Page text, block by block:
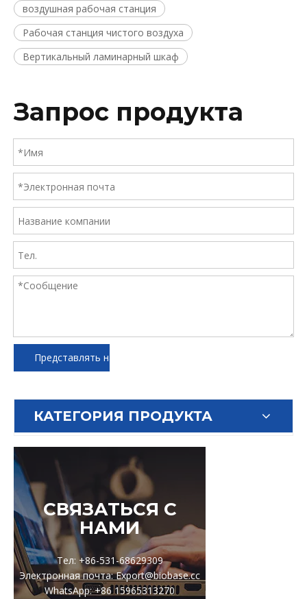
воздушная рабочая станция
Рабочая станция чистого воздуха
Вертикальный ламинарный шкаф
Запрос продукта
Представлять на рассмотрение
КАТЕГОРИЯ ПРОДУКТА
СВЯЗАТЬСЯ С
НАМИ
Тел: +86-531-68629309
Электронная почта: Export@biobase.cc
WhatsApp: +86 15965313270